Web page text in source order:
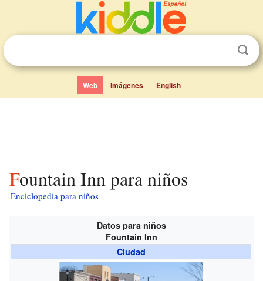
Web Imágenes English
Fountain Inn para niños
Enciclopedia para niños
Datos para niños
Fountain Inn
Ciudad